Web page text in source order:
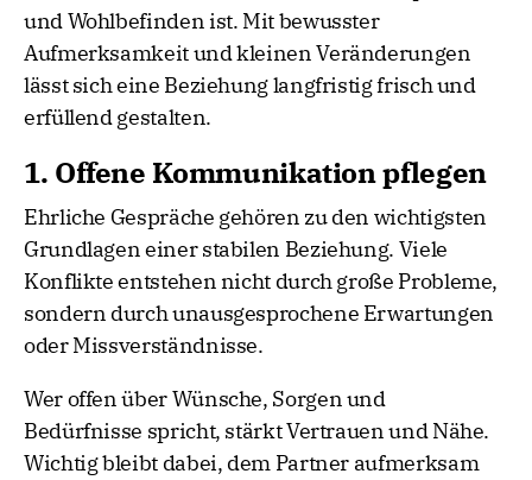
und Wohlbefinden ist. Mit bewusster
Aufmerksamkeit und kleinen Veränderungen
lässt sich eine Beziehung langfristig frisch und
erfüllend gestalten.
1. Offene Kommunikation pflegen
Ehrliche Gespräche gehören zu den wichtigsten
Grundlagen einer stabilen Beziehung. Viele
Konflikte entstehen nicht durch große Probleme,
sondern durch unausgesprochene Erwartungen
oder Missverständnisse.
Wer offen über Wünsche, Sorgen und
Bedürfnisse spricht, stärkt Vertrauen und Nähe.
Wichtig bleibt dabei, dem Partner aufmerksam